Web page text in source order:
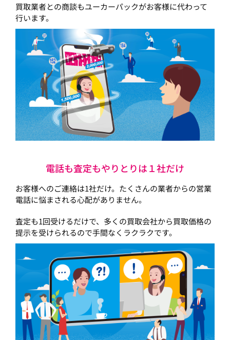
買取業者との商談もユーカーパックがお客様に代わって
行います。
電話も査定もやりとりは１社だけ
お客様へのご連絡は1社だけ。たくさんの業者からの営業
電話に悩まされる心配がありません。
査定も1回受けるだけで、多くの買取会社から買取価格の
提示を受けられるので手間なくラクラクです。